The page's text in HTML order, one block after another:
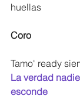
huellas
Coro
Tamo' ready
La verdad
esconde